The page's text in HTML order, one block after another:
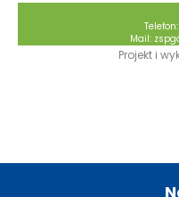
Mail:
Projekt i